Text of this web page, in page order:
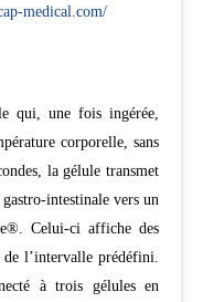
medical.com/
qui, une fois ingérée,
corporelle, sans
la gélule transmet
intestinale vers un
Celui-ci affiche des
l’intervalle prédéfini.
à trois gélules en